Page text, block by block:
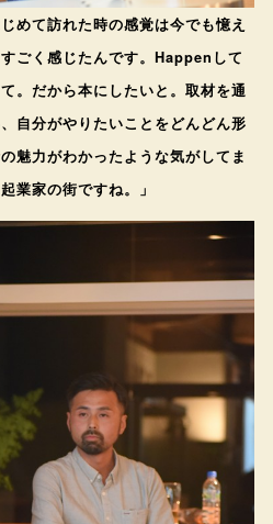
めて訪れた時の感覚は今でも憶え
ごく感じたんです。Happenして
。だから本にしたいと。取材を通
自分がやりたいことをどんどん形
魅力がわかったような気がしてま
業家の街ですね。」